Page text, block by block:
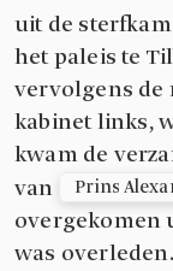
uit de
het paleis te
vervolgens de
kabinet links,
kwam de
van
Prins
overgekomen
was overleden.